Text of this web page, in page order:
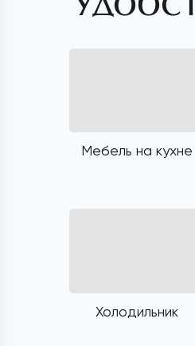
Мебель на кухне
Холодильник